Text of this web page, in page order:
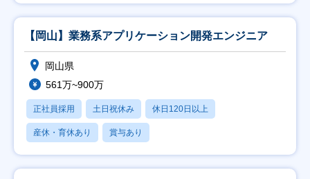
【岡山】業務系アプリケーション開発エンジニア
岡山県
561万~900万
正社員採用 土日祝休み 休日120日以上
産休・育休あり 賞与あり